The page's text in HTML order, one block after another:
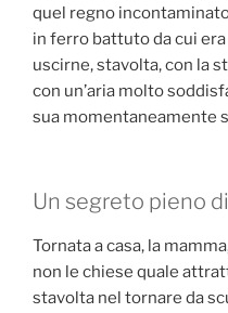
quel regno
in ferro battuto da cui
uscirne, stavolta, con la
con un’aria molto
sua momentaneamente
Un segreto pieno
Tornata a casa, la
non le chiese quale
stavolta nel tornare da